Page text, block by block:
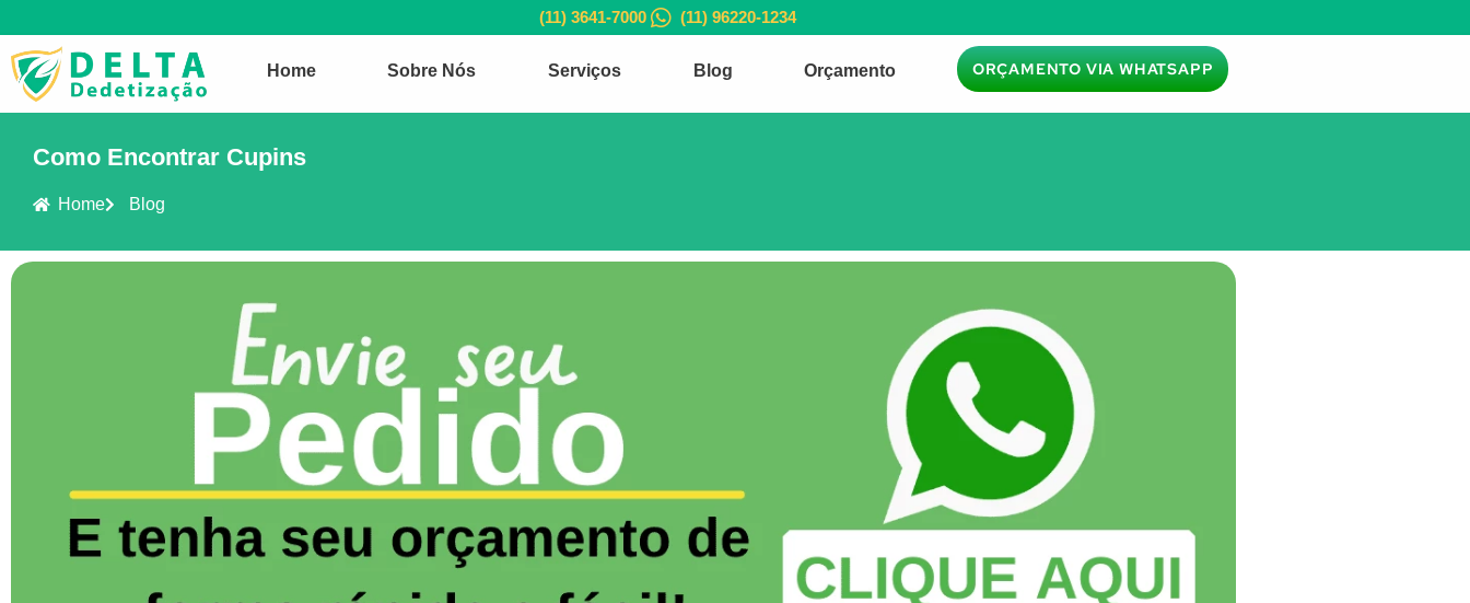
(11) 3641-7000 (11) 96220-1234
Home Sobre Nós Serviços Blog Orçamento ORÇAMENTO VIA WHATSAPP
Como Encontrar Cupins
Home Blog